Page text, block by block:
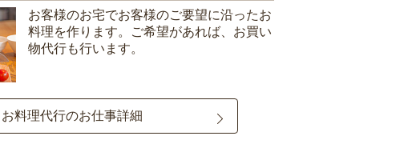
お客様のお宅でお客様のご要望に沿ったお
料理を作ります。ご希望があれば、お買い
物代行も行います。
お料理代行のお仕事詳細